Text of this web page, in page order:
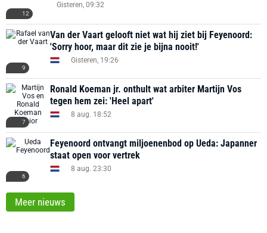
12
Gisteren, 09:32
9
Van der Vaart gelooft niet wat hij ziet bij Feyenoord:
'Sorry hoor, maar dit zie je bijna nooit!'
Gisteren, 19:26
7
Ronald Koeman jr. onthult wat arbiter Martijn Vos
tegen hem zei: 'Heel apart'
8 aug. 18:52
6
Feyenoord ontvangt miljoenenbod op Ueda: Japanner
staat open voor vertrek
8 aug. 23:30
Meer nieuws